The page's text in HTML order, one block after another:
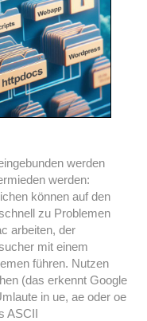
werden
werden:
können auf den
zu Problemen
arbeiten, der
mit einem
führen. Nutzen
(das erkennt Google
in ue, ae oder oe
ASCII